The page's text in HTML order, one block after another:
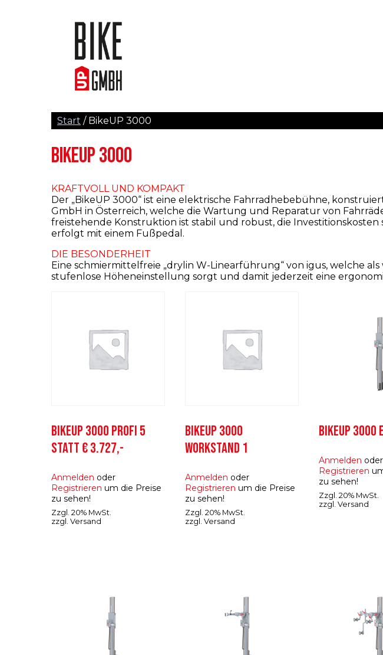
Start / BikeUP 3000
BIKEUP 3000
KRAFTVOLL UND KOMPAKT
Der „BikeUP 3000“ ist eine elektrische Fahrradhebebühne,
GmbH in Österreich, welche die Wartung und Reparatur von
freistehende Konstruktion ist stabil und robust, die Investitionskosten
erfolgt mit einem Fußpedal.
DIE BESONDERHEIT
Eine schmiermittelfreie „drylin W-Linearführung“ von igus, welche
stufenlose Höheneinstellung sorgt und damit jederzeit eine
BIKEUP 3000 PROFI 5
STATT € 3.727,-
Anmelden oder
Registrieren um die Preise
zu sehen!
Zzgl. 20% MwSt.
zzgl. Versand
BIKEUP 3000
WORKSTAND 1
Anmelden oder
Registrieren um die Preise
zu sehen!
Zzgl. 20% MwSt.
zzgl. Versand
BIKEUP 3000
Anmelden oder
Registrieren
zu sehen!
Zzgl. 20% MwSt.
zzgl. Versand